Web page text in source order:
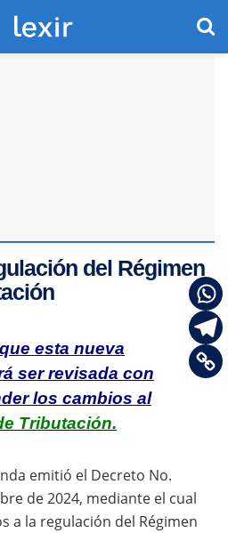
del Régimen
esta nueva
ser revisada con
los cambios al
Tributación.
emitió el Decreto No.
de 2024, mediante el cual
a la regulación del Régimen